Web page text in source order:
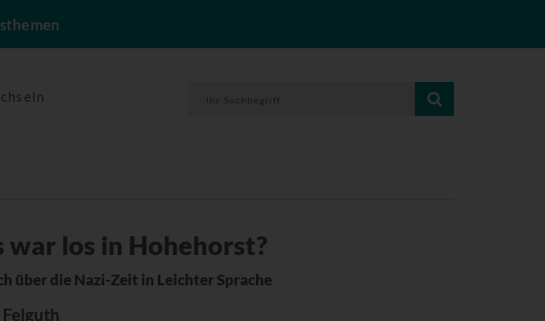
war los in Hohehorst?
über die Nazi-Zeit in Leichter Sprache